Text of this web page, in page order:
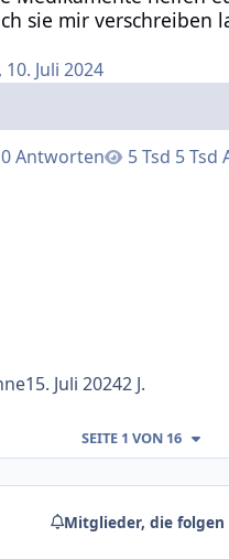
sie mir verschreiben
10. Juli 2024
Antworten 5 Tsd
15. Juli 20242 J.
SEITE 1 VON 16
Mitglieder, die folgen